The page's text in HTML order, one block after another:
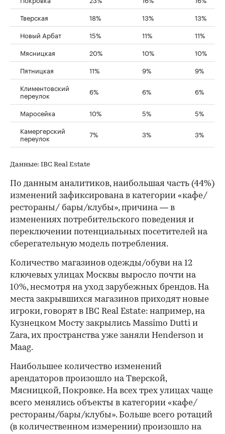
Тверская
18% 13%
13%
Новый Арбат
15% 11%
11%
Мясницкая
20% 10%
10%
Пятницкая
11% 9%
9%
Климентовский
переулок 6% 6% 6%
Маросейка 10% 5%
5%
Камергерский
переулок 7% 3% 3%
Данные: IBC Real Estate
По данным аналитиков, наибольшая часть (44%)
изменений зафиксирована в категории «кафе/
рестораны/ бары/клубы», причина — в
изменениях потребительского поведения и
переключении потенциальных посетителей на
сберегательную модель потребления.
Количество магазинов одежды/обуви на 12
ключевых улицах Москвы выросло почти на
10%, несмотря на уход зарубежных брендов. На
места закрывшихся магазинов приходят новые
игроки, говорят в IBC Real Estate: например, на
Кузнецком Мосту закрылись Massimo Dutti и
Zara, их пространства уже заняли Henderson и
Maag.
Наибольшее количество изменений
арендаторов произошло на Тверской,
Мясницкой, Покровке. На всех трех улицах чаще
всего менялись объекты в категории «кафе/
рестораны/бары/клубы». Больше всего ротаций
(в количественном измерении) произошло на